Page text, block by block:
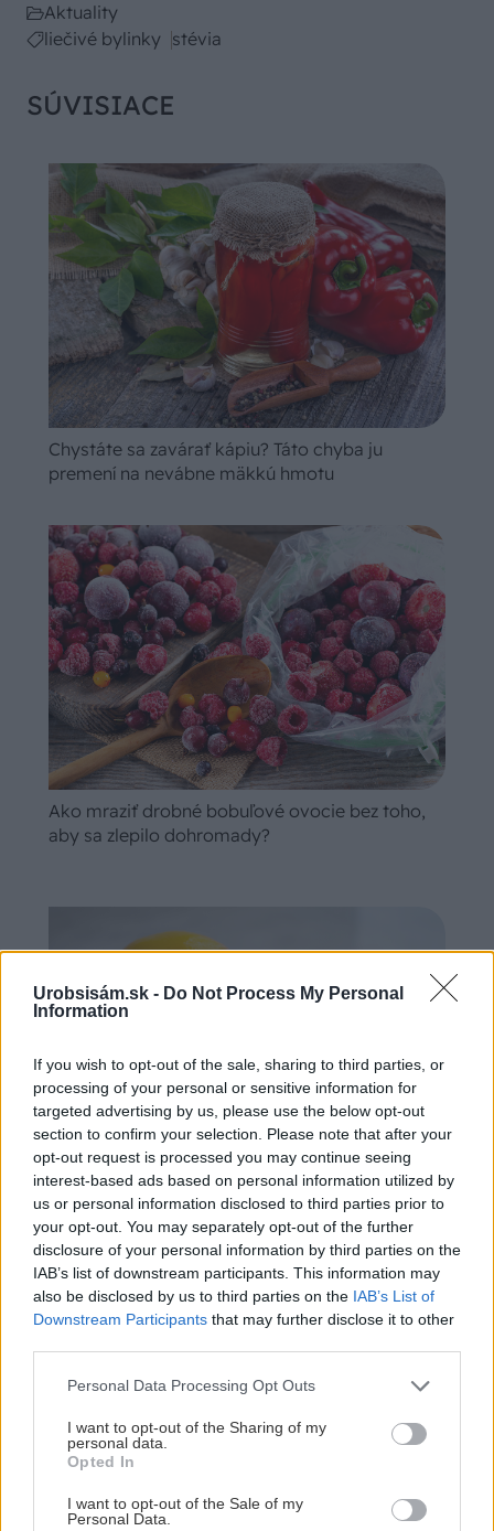
Urobsisám.sk - Do Not Process My Personal
Information
If you wish to opt-out of the sale, sharing to third parties, or
processing of your personal or sensitive information for
targeted advertising by us, please use the below opt-out
section to confirm your selection. Please note that after your
opt-out request is processed you may continue seeing
interest-based ads based on personal information utilized by
us or personal information disclosed to third parties prior to
your opt-out. You may separately opt-out of the further
disclosure of your personal information by third parties on the
IAB’s list of downstream participants. This information may
also be disclosed by us to third parties on the IAB’s List of
Downstream Participants that may further disclose it to other
Please note that this website/app uses one or more Google
not limited to your visit or usage behaviour. You may click to
grant or deny consent to Google and its third-party tags to
use your data for below specified purposes in below Google
consent section.
Personal Data Processing Opt Outs
I want to opt-out of the Sharing of my
personal data.
Opted In
I want to opt-out of the Sale of my
Personal Data.
Aktuality
liečivé bylinky stévia
SÚVISIACE
Chystáte sa zavárať kápiu? Táto chyba ju
premení na nevábne mäkkú hmotu
Ako mraziť drobné bobuľové ovocie bez toho,
aby sa zlepilo dohromady?
Výborný broskyňový džem bez otravných
šupiek? Tento trik skráti prácu na polovicu